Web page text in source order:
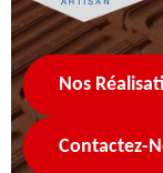
Nos
Contactez-